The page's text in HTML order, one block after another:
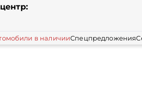
в наличииСпецпредложения